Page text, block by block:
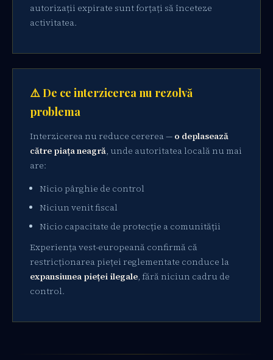
autorizații expirate sunt forțați să înceteze
activitatea.
⚠️ De ce interzicerea nu rezolvă
problema
Interzicerea nu reduce cererea — o deplasează
către piața neagră, unde autoritatea locală nu mai
are:
Nicio pârghie de control
Niciun venit fiscal
Nicio capacitate de protecție a comunității
Experiența vest-europeană confirmă că
restricționarea pieței reglementate conduce la
expansiunea pieței ilegale, fără niciun cadru de
control.